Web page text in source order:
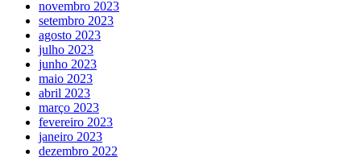
novembro 2023
setembro 2023
agosto 2023
julho 2023
junho 2023
maio 2023
abril 2023
março 2023
fevereiro 2023
janeiro 2023
dezembro 2022